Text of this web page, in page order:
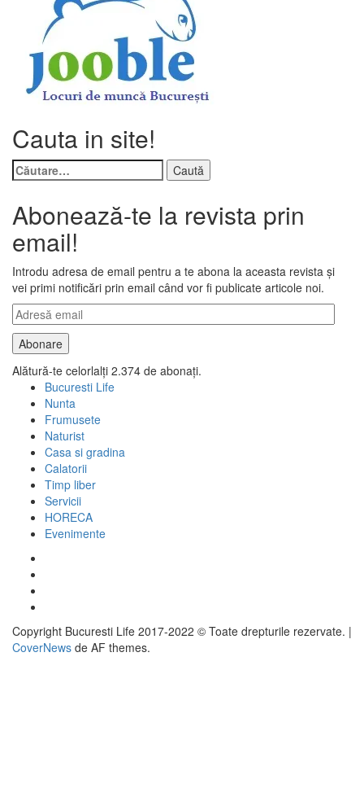
Cauta in site!
Caută
după:
Abonează-te la revista prin
email!
Introdu adresa de email pentru a te abona la aceasta revista și
vei primi notificări prin email când vor fi publicate articole noi.
Adresă
email
Abonare
Alătură-te celorlalți 2.374 de abonați.
Bucuresti Life
Nunta
Frumusete
Naturist
Casa si gradina
Calatorii
Timp liber
Servicii
HORECA
Evenimente
Copyright Bucuresti Life 2017-2022 © Toate drepturile rezervate. |
CoverNews de AF themes.